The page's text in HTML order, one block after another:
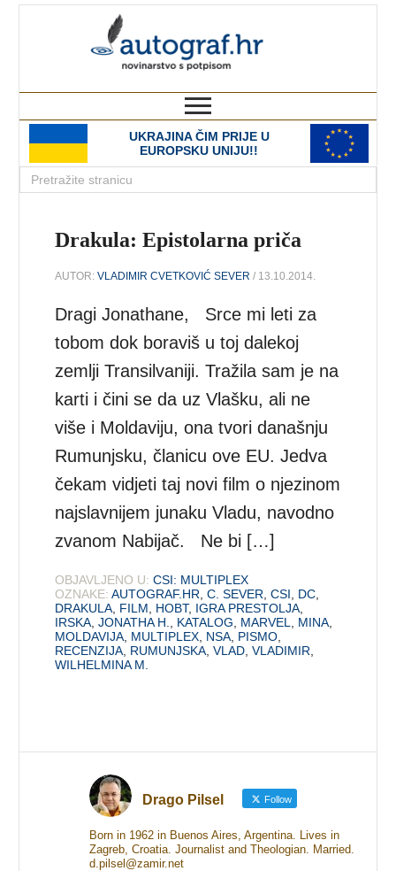
UKRAJINA ČIM PRIJE U
EUROPSKU UNIJU!!
Drakula: Epistolarna priča
AUTOR:VLADIMIR CVETKOVIĆ SEVER / 13.10.2014.
Dragi Jonathane, Srce mi leti za
tobom dok boraviš u toj dalekoj
zemlji Transilvaniji. Tražila sam je na
karti i čini se da uz Vlašku, ali ne
više i Moldaviju, ona tvori današnju
Rumunjsku, članicu ove EU. Jedva
čekam vidjeti taj novi film o njezinom
najslavnijem junaku Vladu, navodno
zvanom Nabijač. Ne bi […]
OBJAVLJENO U: CSI: MULTIPLEX
OZNAKE: AUTOGRAF.HR ,C. SEVER ,CSI DC
DRAKULA FILM HOBT, IGRA PRESTOLJA
IRSKA ,JONATHA H. KATALOG MARVEL MINA
MOLDAVIJA MULTIPLEX NSA PISMO
RECENZIJA RUMUNJSKA ,VLAD ,VLADIMIR
WILHELMINA M.
Drago Pilsel Follow
Born in 1962 in Buenos Aires, Argentina. Lives in
Zagreb, Croatia. Journalist and Theologian. Married.
d.pilsel@zamir.net